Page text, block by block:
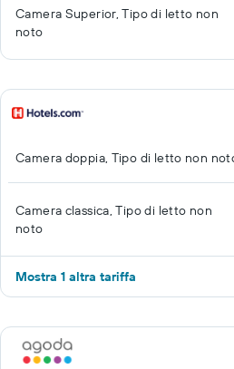
Camera Superior, Tipo di letto non
noto
Camera doppia, Tipo di letto non
Camera classica, Tipo di letto non
noto
Mostra 1 altra tariffa